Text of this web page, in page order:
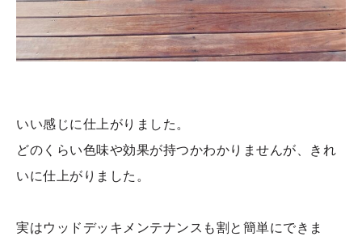
いい感じに仕上がりました。
どのくらい色味や効果が持つかわかりませんが、きれ
いに仕上がりました。
実はウッドデッキメンテナンスも割と簡単にできま